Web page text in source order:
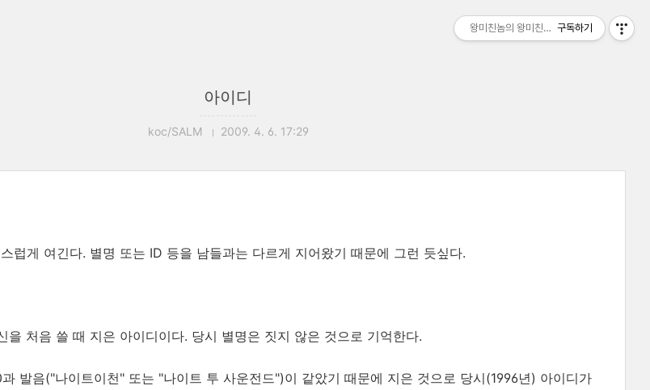
아이디
koc/SALM 2009. 4. 6. 17:29
럽게 여긴다. 별명 또는 ID 등을 남들과는 다르게 지어왔기 때문에 그런 듯싶다.
을 처음 쓸 때 지은 아이디이다. 당시 별명은 짓지 않은 것으로 기억한다.
발음("나이트이천" 또는 "나이트 투 사운전드")이 같았기 때문에 지은 것으로 당시(1996년) 아이디가
왕미친놈의 왕미친세상구독하기